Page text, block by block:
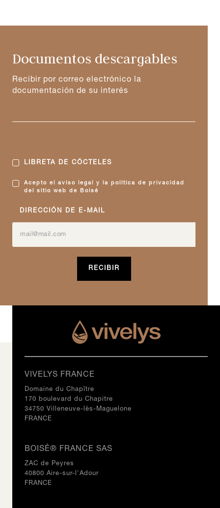
Documentos descargables
Recibir por correo electrónico la
documentación de su interés
LIBRETA DE CÓCTELES
Acepto el aviso legal y la política de privacidad
del sitio web de Boisé
DIRECCIÓN DE E-MAIL
VIVELYS FRANCE
Domaine du Chapître
170 boulevard du Chapitre
34750 Villeneuve-lès-Maguelone
FRANCE
BOISÉ® FRANCE SAS
ZAC de Peyres
40800 Aire-sur-l'Adour
FRANCE